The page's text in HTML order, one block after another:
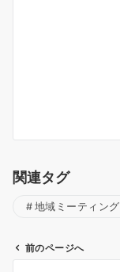
関連タグ
地域ミーティング
前のページへ